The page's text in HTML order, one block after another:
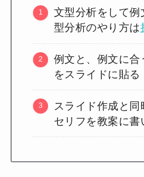
文型分析をして
型分析のやり方は
例文と、例文に
をスライドに貼る
スライド作成と同
セリフを教案に書